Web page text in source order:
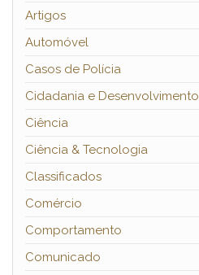
Artigos
Automóvel
Casos de Polícia
Cidadania e Desenvolvimento
Ciência
Ciência & Tecnologia
Classificados
Comércio
Comportamento
Comunicado